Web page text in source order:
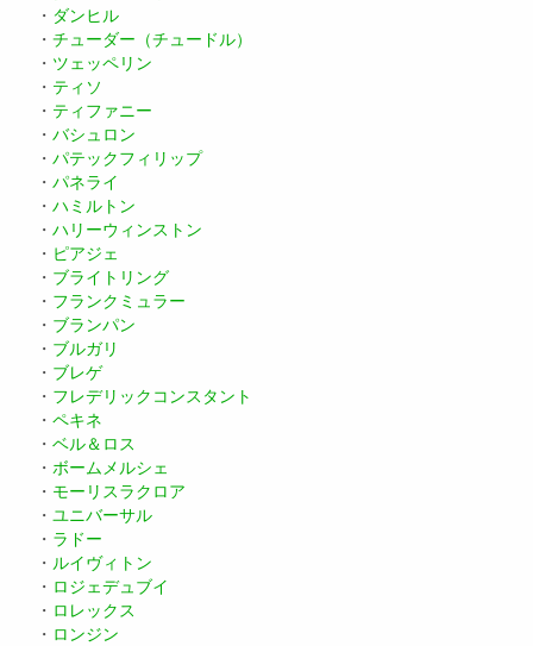
・ ダンヒル
・ チューダー（チュードル）
・ ツェッペリン
・ ティソ
・ ティファニー
・ バシュロン
・ パテックフィリップ
・ パネライ
・ ハミルトン
・ ハリーウィンストン
・ ピアジェ
・ ブライトリング
・ フランクミュラー
・ ブランパン
・ ブルガリ
・ ブレゲ
・ フレデリックコンスタント
・ ペキネ
・ ベル＆ロス
・ ボームメルシェ
・ モーリスラクロア
・ ユニバーサル
・ ラドー
・ ルイヴィトン
・ ロジェデュブイ
・ ロレックス
・ ロンジン